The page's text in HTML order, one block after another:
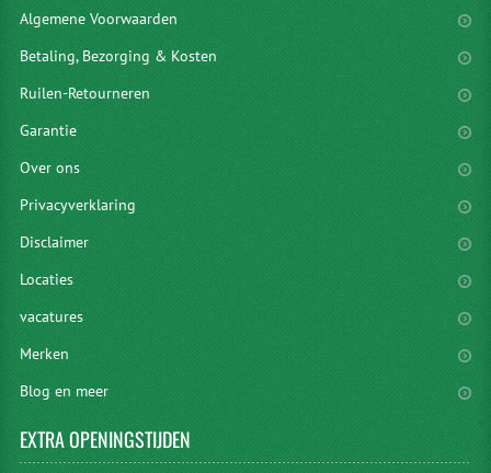
Algemene Voorwaarden
Betaling, Bezorging & Kosten
Ruilen-Retourneren
Garantie
Over ons
Privacyverklaring
Disclaimer
Locaties
vacatures
Merken
Blog en meer
EXTRAOPENINGSTIJDEN